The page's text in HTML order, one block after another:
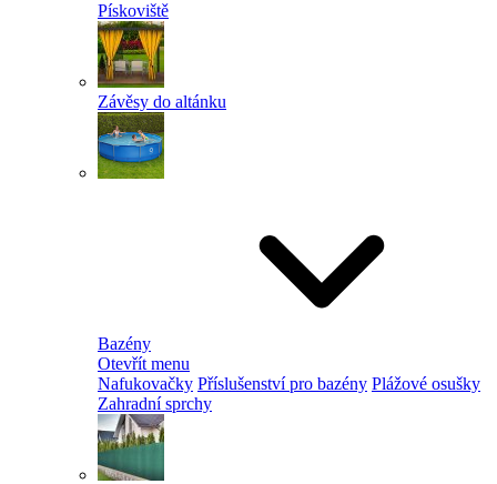
Pískoviště
Závěsy do altánku
Bazény
Otevřít menu
Nafukovačky Příslušenství pro bazény Plážové osušky
Zahradní sprchy